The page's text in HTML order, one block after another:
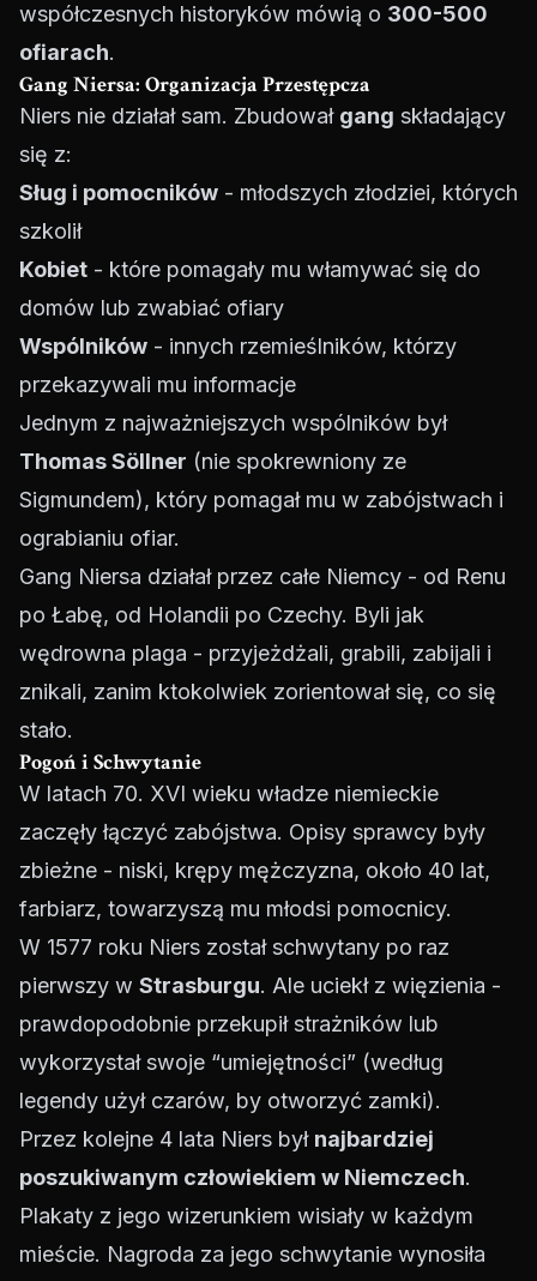
współczesnych historyków mówią o 300-500
ofiarach.
Gang Niersa: Organizacja Przestępcza
Niers nie działał sam. Zbudował gang składający
się z:
Sług i pomocników - młodszych złodziei, których
szkolił
Kobiet - które pomagały mu włamywać się do
domów lub zwabiać ofiary
Wspólników - innych rzemieślników, którzy
przekazywali mu informacje
Jednym z najważniejszych wspólników był
Thomas Söllner (nie spokrewniony ze
Sigmundem), który pomagał mu w zabójstwach i
ograbianiu ofiar.
Gang Niersa działał przez całe Niemcy - od Renu
po Łabę, od Holandii po Czechy. Byli jak
wędrowna plaga - przyjeżdżali, grabili, zabijali i
znikali, zanim ktokolwiek zorientował się, co się
stało.
Pogoń i Schwytanie
W latach 70. XVI wieku władze niemieckie
zaczęły łączyć zabójstwa. Opisy sprawcy były
zbieżne - niski, krępy mężczyzna, około 40 lat,
farbiarz, towarzyszą mu młodsi pomocnicy.
W 1577 roku Niers został schwytany po raz
pierwszy w Strasburgu. Ale uciekł z więzienia -
prawdopodobnie przekupił strażników lub
wykorzystał swoje “umiejętności” (według
legendy użył czarów, by otworzyć zamki).
Przez kolejne 4 lata Niers był najbardziej
poszukiwanym człowiekiem w Niemczech.
Plakaty z jego wizerunkiem wisiały w każdym
mieście. Nagroda za jego schwytanie wynosiła